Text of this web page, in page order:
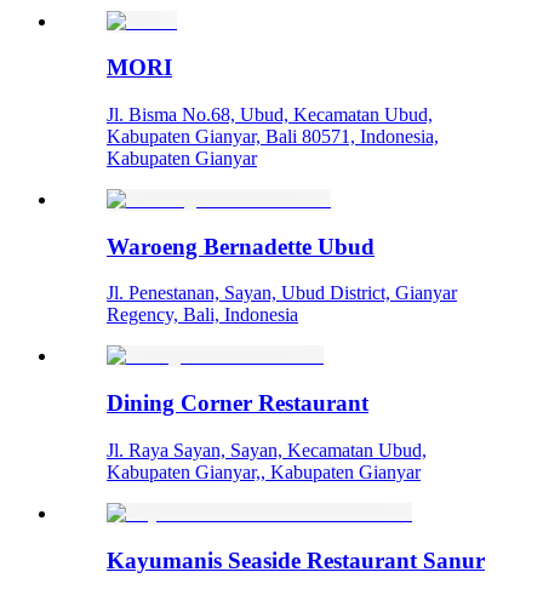
MORI
Jl. Bisma No.68, Ubud, Kecamatan Ubud,
Kabupaten Gianyar, Bali 80571, Indonesia,
Kabupaten Gianyar
Waroeng Bernadette Ubud
Jl. Penestanan, Sayan, Ubud District, Gianyar
Regency, Bali, Indonesia
Dining Corner Restaurant
Jl. Raya Sayan, Sayan, Kecamatan Ubud,
Kabupaten Gianyar,, Kabupaten Gianyar
Kayumanis Seaside Restaurant Sanur